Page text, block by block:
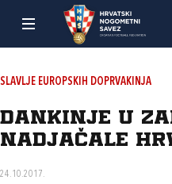
SLAVLJE EUROPSKIH DOPRVAKINJA
Dankinje u
nadjačale
24.10.2017.